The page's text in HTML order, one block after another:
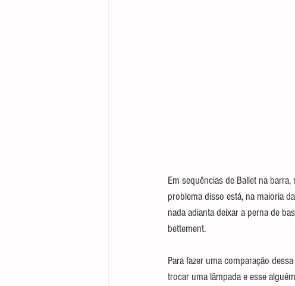
Em sequências de Ballet na
problema disso está, na maioria
nada adianta deixar a perna de
bettement.
Para fazer uma comparação
trocar uma lâmpada e esse